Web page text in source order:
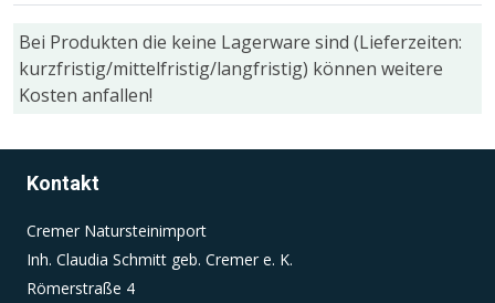
Bei Produkten die keine Lagerware sind (Lieferzeiten:
kurzfristig/mittelfristig/langfristig) können weitere
Kosten anfallen!
Kontakt
Cremer Natursteinimport
Inh. Claudia Schmitt geb. Cremer e. K.
Römerstraße 4
Einverständnis-Cookie
Name:
cookie_consent
Einverständnis-Optionen des Benutzers
Cookie Laufzeit:
1 Jahr